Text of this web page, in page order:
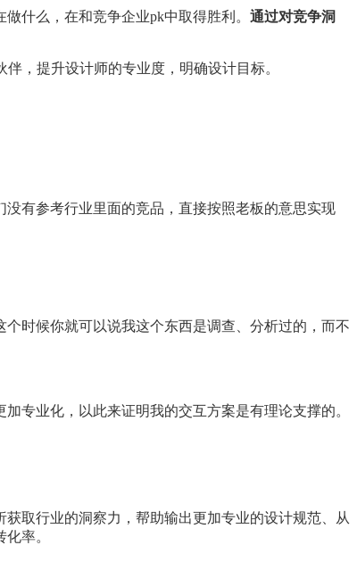
什么，在和竞争企业pk中取得胜利。 通过对竞争洞
，提升设计师的专业度，明确设计目标。
有参考行业里面的竞品，直接按照老板的意思实现
时候你就可以说我这个东西是调查、分析过的，而不
专业化，以此来证明我的交互方案是有理论支撑的。
取行业的洞察力，帮助输出更加专业的设计规范、从
率。